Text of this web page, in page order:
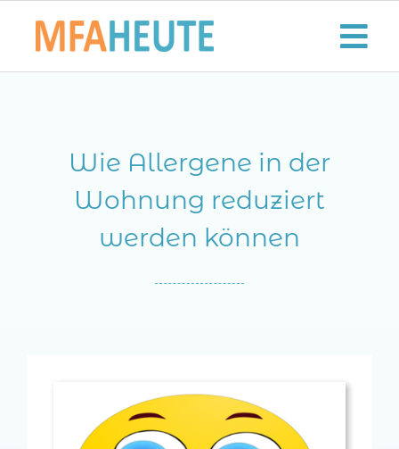
Inhalt
Aktuelles
MFA-heute Newsletter-Anmeldung
Wie Allergene in der
Wohnung reduziert
werden können